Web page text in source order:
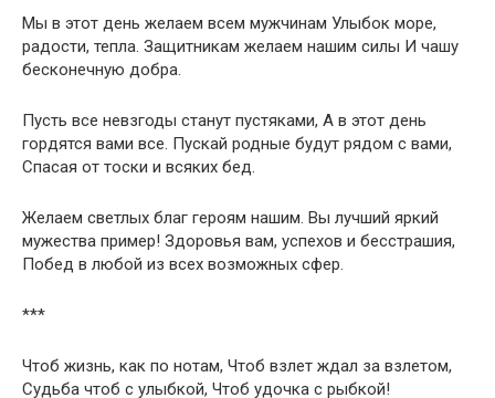
Мы в этот день желаем всем мужчинам Улыбок море,
радости, тепла. Защитникам желаем нашим силы И чашу
бесконечную добра.
Пусть все невзгоды станут пустяками, А в этот день
гордятся вами все. Пускай родные будут рядом с вами,
Спасая от тоски и всяких бед.
Желаем светлых благ героям нашим. Вы лучший яркий
мужества пример! Здоровья вам, успехов и бесстрашия,
Побед в любой из всех возможных сфер.
***
Чтоб жизнь, как по нотам, Чтоб взлет ждал за взлетом,
Судьба чтоб с улыбкой, Чтоб удочка с рыбкой!